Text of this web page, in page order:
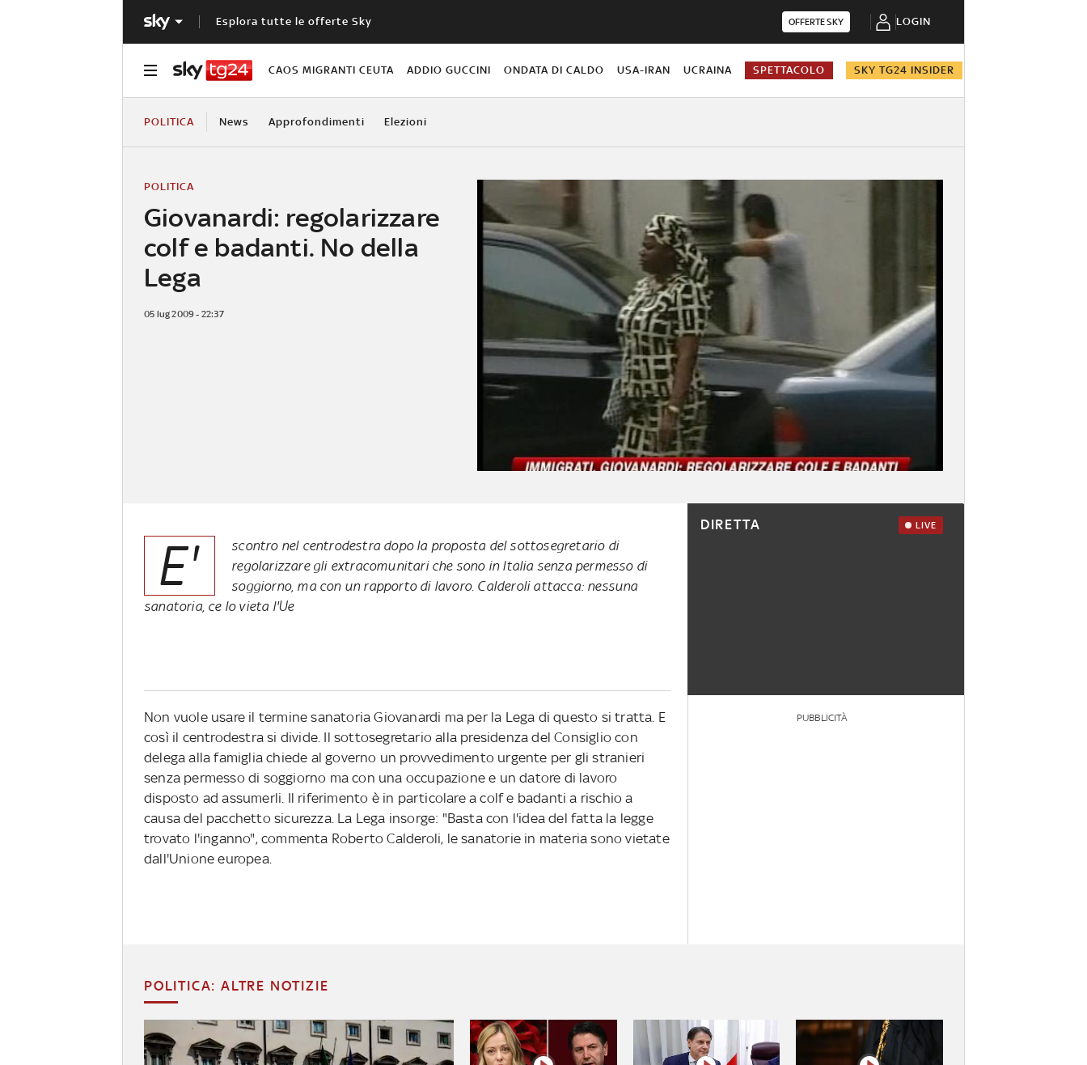
Esplora tutte le offerte Sky OFFERTE SKY LOGIN
CAOS MIGRANTI CEUTA ADDIO GUCCINI ONDATA DI CALDO USA-IRAN UCRAINA SPETTACOLO SKY TG24 INSIDER
POLITICA News Approfondimenti Elezioni
Giovanardi: regolarizzare
colf e badanti. No della
Lega
POLITICA
05 lug 2009 - 22:37
E'
scontro nel centrodestra dopo la proposta del sottosegretario di
regolarizzare gli extracomunitari che sono in Italia senza permesso di
soggiorno, ma con un rapporto di lavoro. Calderoli attacca: nessuna
sanatoria, ce lo vieta l'Ue
Non vuole usare il termine sanatoria Giovanardi ma per la Lega di questo si tratta. E
così il centrodestra si divide. Il sottosegretario alla presidenza del Consiglio con
delega alla famiglia chiede al governo un provvedimento urgente per gli stranieri
senza permesso di soggiorno ma con una occupazione e un datore di lavoro
disposto ad assumerli. Il riferimento è in particolare a colf e badanti a rischio a
causa del pacchetto sicurezza. La Lega insorge: "Basta con l'idea del fatta la legge
trovato l'inganno", commenta Roberto Calderoli, le sanatorie in materia sono vietate
dall'Unione europea.
DIRETTA LIVE
PUBBLICITÀ
POLITICA: ALTRE NOTIZIE